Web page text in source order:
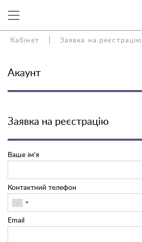
Кабінет Заявка на реєстрацію
Акаунт
Заявка на реєстрацію
Ваше ім'я
Контактний телефон
Email